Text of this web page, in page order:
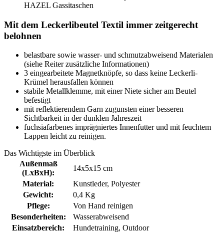
HAZEL Gassitaschen
Mit dem Leckerlibeutel Textil immer zeitgerecht
belohnen
belastbare sowie wasser- und schmutzabweisend Materialen
(siehe Reiter zusätzliche Informationen)
3 eingearbeitete Magnetknöpfe, so dass keine Leckerli-
Krümel herausfallen können
stabile Metallklemme, mit einer Niete sicher am Beutel
befestigt
mit reflektierendem Garn zugunsten einer besseren
Sichtbarkeit in der dunklen Jahreszeit
fuchsiafarbenes imprägniertes Innenfutter und mit feuchtem
Lappen leicht zu reinigen.
Das Wichtigste im Überblick
Außenmaß
(LxBxH):
14x5x15 cm
Material:
Kunstleder, Polyester
Gewicht:
0,4 Kg
Pflege:
Von Hand reinigen
Besonderheiten:
Wasserabweisend
Einsatzbereich:
Hundetraining, Outdoor